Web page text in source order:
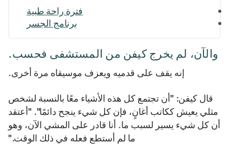
فترة راحة طبية
برنامج الجسر
والآن، لم يخرج كيفن من المستشفى فحسب.
إنه يقف على قدميه ويعزف موسيقاه مرة أخرى.
قال كيفن: "أن تجتمع كل هذه الأشياء معًا بالنسبة لشخص
مثلي يعيش ككاتب أغانٍ، فإن كل شيء ينجح دائمًا". "أعتقد
أن كل شيء يسير لسبب ما. أنا قادر على المشي الآن، وهو
ما لم أستطع فعله في ذلك الوقت."